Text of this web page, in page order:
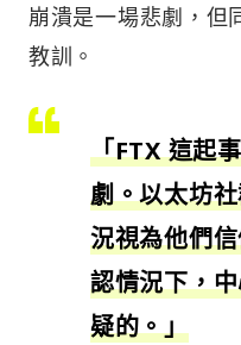
崩潰是一場悲劇，但
教訓。
「FTX 這起
劇。以太坊
況視為他們
認情況下，
疑的。」